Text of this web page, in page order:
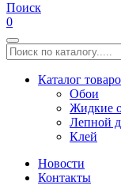
Поиск
0
Каталог
Обои
Жидкие
Лепной
Клей
Новости
Контакты